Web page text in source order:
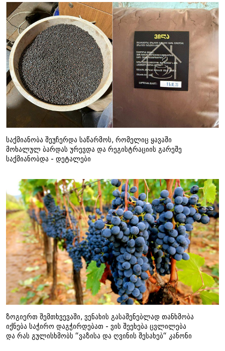
საქმიანობა შეუჩერდა საწარმოს, რომელიც ყავაში
მოხალულ ბარდას ურევდა და რეგისტრაციის გარეშე
საქმიანობდა - დეტალები
ზოგიერთ შემთხვევაში, ვენახის გასაშენებლად თანხმობა
იქნება საჭირო დაგჭირდებათ - ვის შეეხება ცვლილება
და რას გულისხმობს “ვაზისა და ღვინის შესახებ“ კანონი